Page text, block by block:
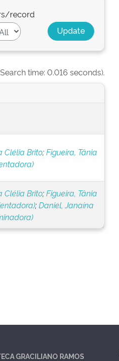
record
time: 0.016 seconds).
Clélia Brito;Figueira, Tânia
Clélia Brito;Figueira, Tânia
;Daniel, Janaína
GRACILIANO RAMOS